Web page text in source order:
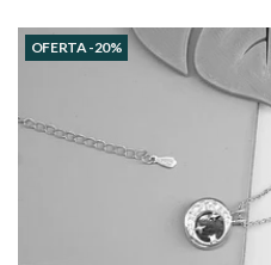
OFERTA -20%